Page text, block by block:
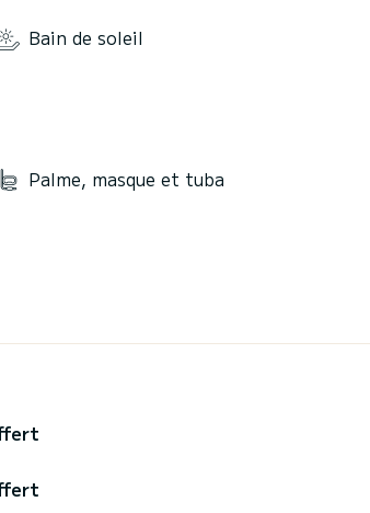
Bain de soleil
Palme, masque et tuba